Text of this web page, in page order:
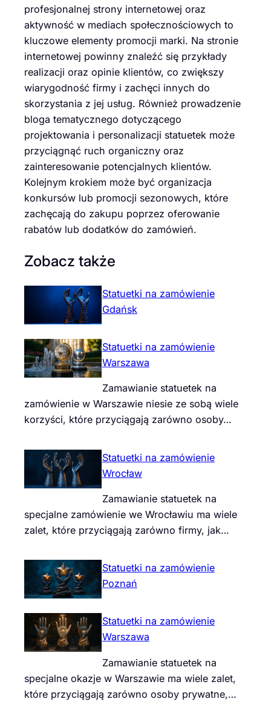
profesjonalnej strony internetowej oraz
aktywność w mediach społecznościowych to
kluczowe elementy promocji marki. Na stronie
internetowej powinny znaleźć się przykłady
realizacji oraz opinie klientów, co zwiększy
wiarygodność firmy i zachęci innych do
skorzystania z jej usług. Również prowadzenie
bloga tematycznego dotyczącego
projektowania i personalizacji statuetek może
przyciągnąć ruch organiczny oraz
zainteresowanie potencjalnych klientów.
Kolejnym krokiem może być organizacja
konkursów lub promocji sezonowych, które
zachęcają do zakupu poprzez oferowanie
rabatów lub dodatków do zamówień.
Zobacz także
Statuetki na zamówienie
Gdańsk
Statuetki na zamówienie
Warszawa
Zamawianie statuetek na
zamówienie w Warszawie niesie ze sobą wiele
korzyści, które przyciągają zarówno osoby…
Statuetki na zamówienie
Wrocław
Zamawianie statuetek na
specjalne zamówienie we Wrocławiu ma wiele
zalet, które przyciągają zarówno firmy, jak…
Statuetki na zamówienie
Poznań
Statuetki na zamówienie
Warszawa
Zamawianie statuetek na
specjalne okazje w Warszawie ma wiele zalet,
które przyciągają zarówno osoby prywatne,…